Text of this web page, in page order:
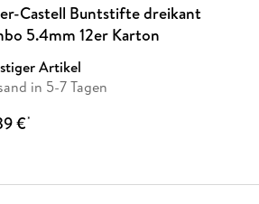
Castell Buntstifte dreikant
5.4mm 12er Karton
Artikel
in 5-7 Tagen
€*